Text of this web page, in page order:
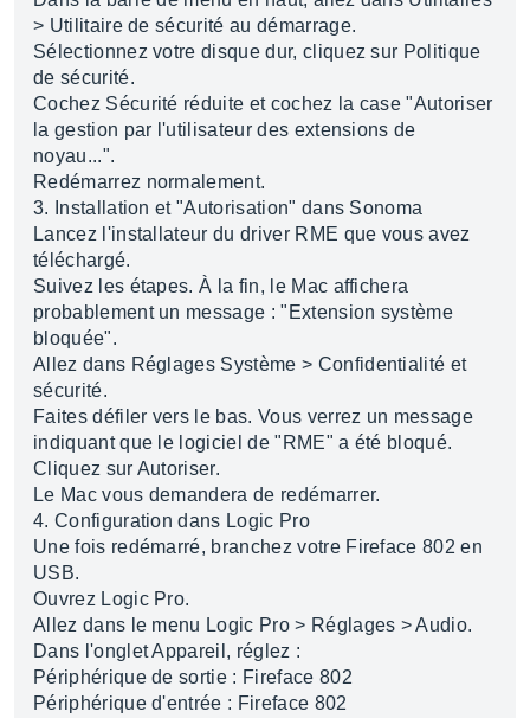
> Utilitaire de sécurité au démarrage.
Sélectionnez votre disque dur, cliquez sur Politique
de sécurité.
Cochez Sécurité réduite et cochez la case "Autoriser
la gestion par l'utilisateur des extensions de
noyau...".
Redémarrez normalement.
3. Installation et "Autorisation" dans Sonoma
Lancez l'installateur du driver RME que vous avez
téléchargé.
Suivez les étapes. À la fin, le Mac affichera
probablement un message : "Extension système
bloquée".
Allez dans Réglages Système > Confidentialité et
sécurité.
Faites défiler vers le bas. Vous verrez un message
indiquant que le logiciel de "RME" a été bloqué.
Cliquez sur Autoriser.
Le Mac vous demandera de redémarrer.
4. Configuration dans Logic Pro
Une fois redémarré, branchez votre Fireface 802 en
USB.
Ouvrez Logic Pro.
Allez dans le menu Logic Pro > Réglages > Audio.
Dans l'onglet Appareil, réglez :
Périphérique de sortie : Fireface 802
Périphérique d'entrée : Fireface 802